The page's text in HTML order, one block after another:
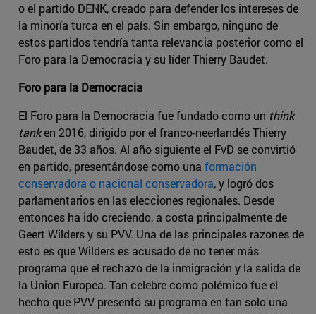
o el partido DENK, creado para defender los intereses de
la minoría turca en el país. Sin embargo, ninguno de
estos partidos tendría tanta relevancia posterior como el
Foro para la Democracia y su líder Thierry Baudet.
Foro para la Democracia
El Foro para la Democracia fue fundado como un think
tanken 2016, dirigido por el franco-neerlandés Thierry
Baudet, de 33 años. Al año siguiente el FvD se convirtió
en partido, presentándose como una formación
conservadora o nacional conservadora, y logró dos
parlamentarios en las elecciones regionales. Desde
entonces ha ido creciendo, a costa principalmente de
Geert Wilders y su PVV. Una de las principales razones de
esto es que Wilders es acusado de no tener más
programa que el rechazo de la inmigración y la salida de
la Union Europea. Tan celebre como polémico fue el
hecho que PVV presentó su programa en tan solo una